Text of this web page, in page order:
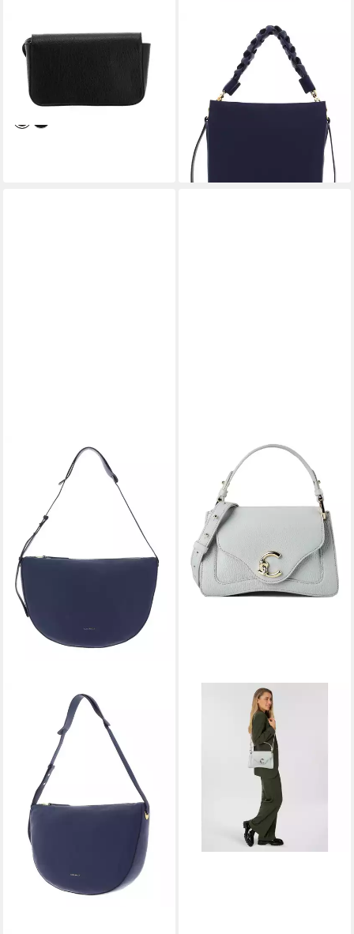
Umhängetasche Liya Elephant
84,00 €
210,00 €
-60%
lieferbar - in 2-3 Werktagen bei dir
Handtasche Handbag Double
Grainy Leather, aus echtem
Rindsleder
276,50 € UVP395,00 €
-30%
lieferbar - in 2-3 Werktagen bei dir